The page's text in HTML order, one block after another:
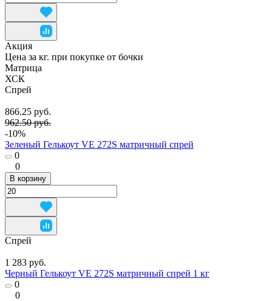
Акция
Цена за кг. при покупке от бочки
Матрица
ХСК
Спрей
866.25 руб.
962.50 руб.
-10%
Зеленый Гелькоут VE 272S матричный спрей
0
0
В корзину
Спрей
1 283 руб.
Черный Гелькоут VE 272S матричный спрей 1 кг
0
0